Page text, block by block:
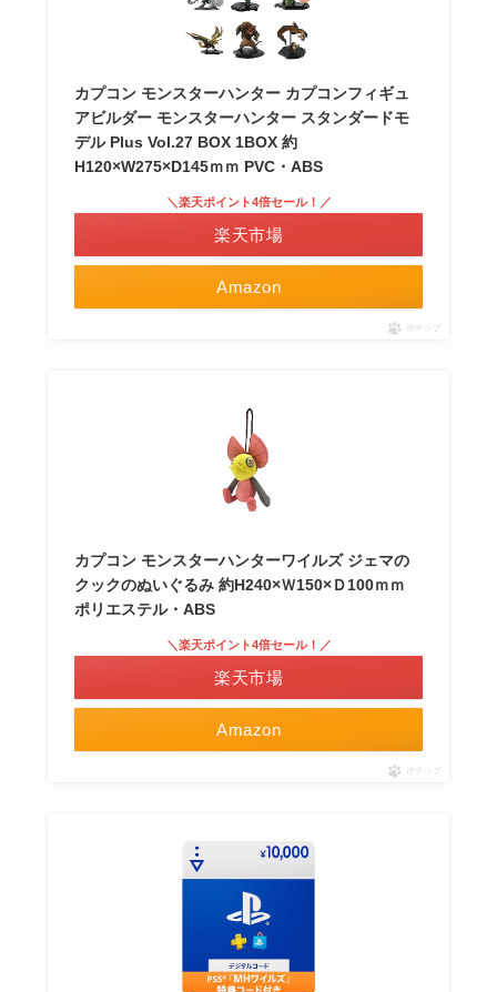
カプコン モンスターハンター カプコンフィギュ
アビルダー モンスターハンター スタンダードモ
デル Plus Vol.27 BOX 1BOX 約
H120×W275×D145ｍｍ PVC・ABS
Amazon
＼楽天ポイント4倍セール！／
楽天市場
ポチップ
カプコン モンスターハンターワイルズ ジェマの
クックのぬいぐるみ 約H240×Ｗ150×Ｄ100ｍｍ
ポリエステル・ABS
Amazon
＼楽天ポイント4倍セール！／
楽天市場
ポチップ